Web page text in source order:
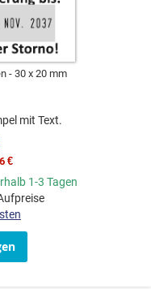
30 x 20 mm
mit Text.
€
1-3 Tagen